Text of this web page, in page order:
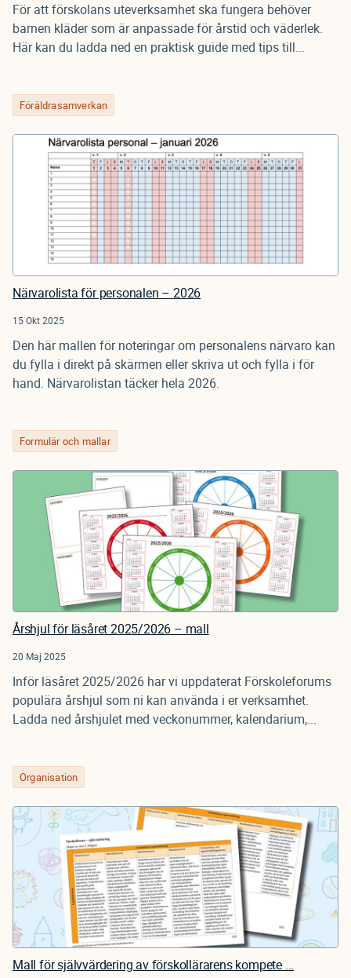
För att förskolans uteverksamhet ska fungera behöver
barnen kläder som är anpassade för årstid och väderlek.
Här kan du ladda ned en praktisk guide med tips till...
Föräldrasamverkan
Närvarolista för personalen – 2026
15 Okt 2025
Den här mallen för noteringar om personalens närvaro kan
du fylla i direkt på skärmen eller skriva ut och fylla i för
hand. Närvarolistan täcker hela 2026.
Formulär och mallar
Årshjul för läsåret 2025/2026 – mall
20 Maj 2025
Inför läsåret 2025/2026 har vi uppdaterat Förskoleforums
populära årshjul som ni kan använda i er verksamhet.
Ladda ned årshjulet med veckonummer, kalendarium,...
Organisation
Mall för självvärdering av förskollärarens kompete ...